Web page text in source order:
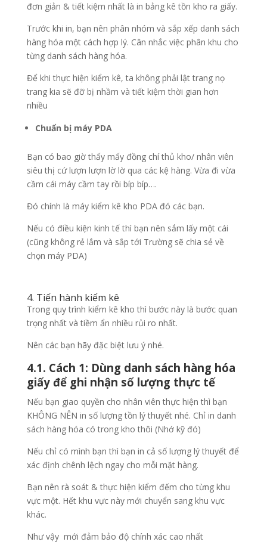
đơn giản & tiết kiệm nhất là in bảng kê tồn kho ra giấy.
Trước khi in, bạn nên phân nhóm và sắp xếp danh sách
hàng hóa một cách hợp lý. Cân nhắc việc phân khu cho
từng danh sách hàng hóa.
Để khi thực hiện kiểm kê, ta không phải lật trang nọ
trang kia sẽ đỡ bị nhầm và tiết kiệm thời gian hơn
nhiều
Chuẩn bị máy PDA
Bạn có bao giờ thấy mấy đồng chí thủ kho/ nhân viên
siêu thị cứ lượn lượn lờ lờ qua các kệ hàng. Vừa đi vừa
cầm cái máy cầm tay rồi bíp bíp….
Đó chính là máy kiểm kê kho PDA đó các bạn.
Nếu có điều kiện kinh tế thì bạn nên sắm lấy một cái
(cũng không rẻ lắm và sắp tới Trường sẽ chia sẻ về
chọn máy PDA)
4. Tiến hành kiểm kê
Trong quy trình kiểm kê kho thì bước này là bước quan
trọng nhất và tiềm ẩn nhiều rủi ro nhất.
Nên các bạn hãy đặc biệt lưu ý nhé.
4.1. Cách 1: Dùng danh sách hàng hóa
giấy để ghi nhận số lượng thực tế
Nếu bạn giao quyền cho nhân viên thực hiện thì bạn
KHÔNG NÊN in số lượng tồn lý thuyết nhé. Chỉ in danh
sách hàng hóa có trong kho thôi (Nhớ kỹ đó)
Nếu chỉ có mình bạn thì bạn in cả số lượng lý thuyết để
xác định chênh lệch ngay cho mỗi mặt hàng.
Bạn nên rà soát & thực hiện kiểm đếm cho từng khu
vực một. Hết khu vực này mới chuyển sang khu vực
khác.
Như vậy mới đảm bảo độ chính xác cao nhất